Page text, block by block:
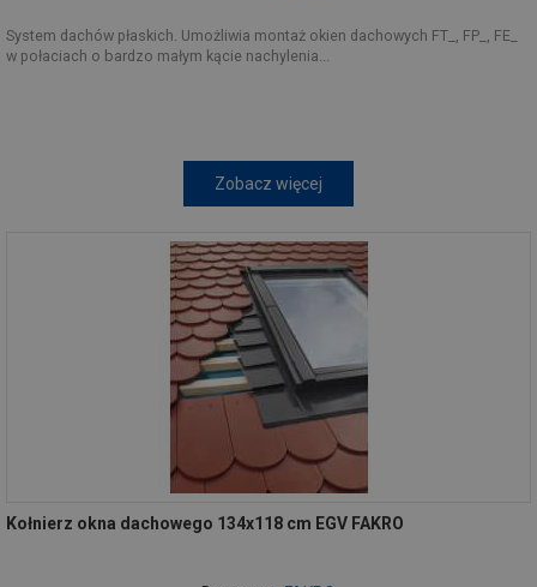
System dachów płaskich. Umożliwia montaż okien dachowych FT_, FP_, FE_
w połaciach o bardzo małym kącie nachylenia...
Zobacz więcej
Kołnierz okna dachowego 134x118 cm EGV FAKRO